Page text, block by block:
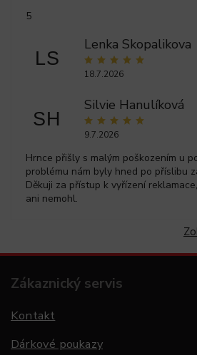
5
LS
Lenka Skopalikova
18.7.2026
SH
Silvie Hanulíková
9.7.2026
Hrnce přišly s malým poškozením u
problému nám byly hned po příslibu
Děkuji za přístup k vyřízení
ani nemohl.
Zákaznický servis
Kontakt
Dárkové poukazy